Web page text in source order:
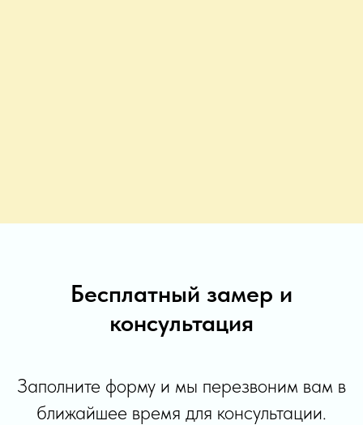
Бесплатный замер и
консультация
Заполните форму и мы перезвоним вам в
ближайшее время для консультации.